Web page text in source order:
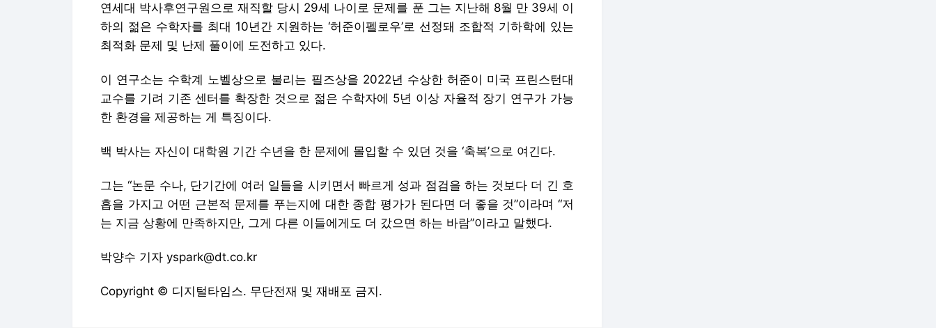
연세대 박사후연구원으로 재직할 당시 29세 나이로 문제를 푼 그는 지난해 8월 만 39세 이
하의 젊은 수학자를 최대 10년간 지원하는 ‘허준이펠로우’로 선정돼 조합적 기하학에 있는
최적화 문제 및 난제 풀이에 도전하고 있다.
이 연구소는 수학계 노벨상으로 불리는 필즈상을 2022년 수상한 허준이 미국 프린스턴대
교수를 기려 기존 센터를 확장한 것으로 젊은 수학자에 5년 이상 자율적 장기 연구가 가능
한 환경을 제공하는 게 특징이다.
백 박사는 자신이 대학원 기간 수년을 한 문제에 몰입할 수 있던 것을 ‘축복’으로 여긴다.
그는 “논문 수나, 단기간에 여러 일들을 시키면서 빠르게 성과 점검을 하는 것보다 더 긴 호
흡을 가지고 어떤 근본적 문제를 푸는지에 대한 종합 평가가 된다면 더 좋을 것”이라며 “저
는 지금 상황에 만족하지만, 그게 다른 이들에게도 더 갔으면 하는 바람”이라고 말했다.
박양수 기자 yspark@dt.co.kr
Copyright © 디지털타임스. 무단전재 및 재배포 금지.